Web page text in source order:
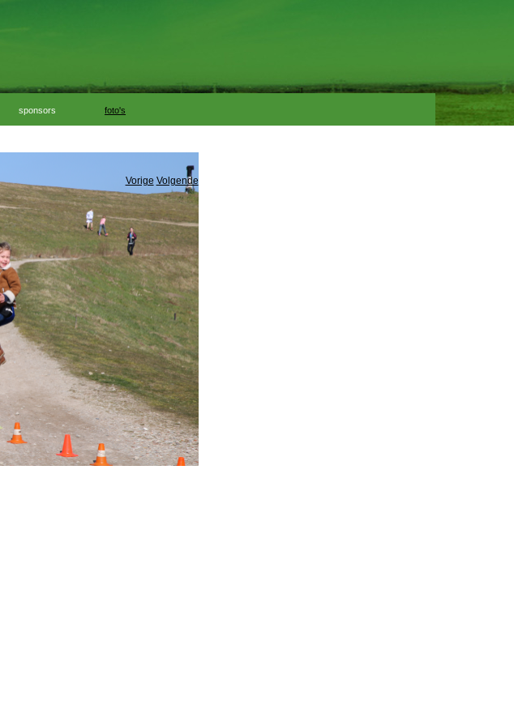
sponsors foto's
Vorige Volgende